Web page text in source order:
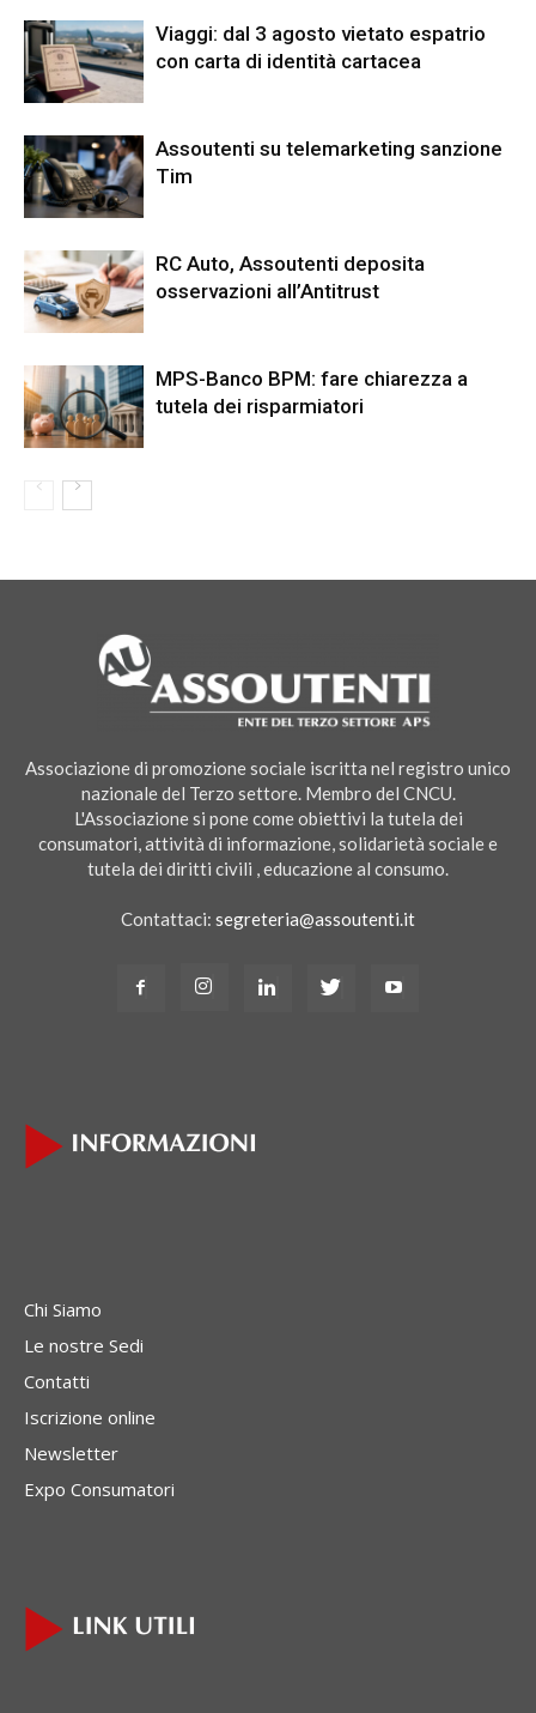
Viaggi: dal 3 agosto vietato espatrio
con carta di identità cartacea
Assoutenti su telemarketing sanzione
Tim
RC Auto, Assoutenti deposita
osservazioni all’Antitrust
MPS-Banco BPM: fare chiarezza a
tutela dei risparmiatori
Associazione di promozione sociale iscritta nel registro unico
nazionale del Terzo settore. Membro del CNCU.
L'Associazione si pone come obiettivi la tutela dei
consumatori, attività di informazione, solidarietà sociale e
tutela dei diritti civili , educazione al consumo.
Contattaci: segreteria@assoutenti.it
Chi Siamo
Le nostre Sedi
Contatti
Iscrizione online
Newsletter
Expo Consumatori